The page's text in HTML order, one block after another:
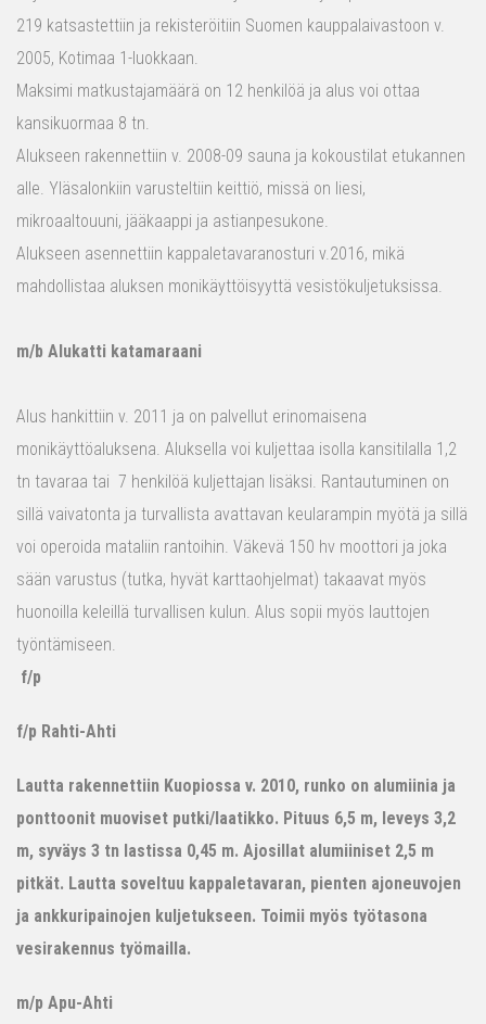
219 katsastettiin ja rekisteröitiin Suomen kauppalaivastoon v.
2005, Kotimaa 1-luokkaan.
Maksimi matkustajamäärä on 12 henkilöä ja alus voi ottaa
kansikuormaa 8 tn.
Alukseen rakennettiin v. 2008-09 sauna ja kokoustilat etukannen
alle. Yläsalonkiin varusteltiin keittiö, missä on liesi,
mikroaaltouuni, jääkaappi ja astianpesukone.
Alukseen asennettiin kappaletavaranosturi v.2016, mikä
mahdollistaa aluksen monikäyttöisyyttä vesistökuljetuksissa.
m/b Alukatti katamaraani
Alus hankittiin v. 2011 ja on palvellut erinomaisena
monikäyttöaluksena. Aluksella voi kuljettaa isolla kansitilalla 1,2
tn tavaraa tai 7 henkilöä kuljettajan lisäksi. Rantautuminen on
sillä vaivatonta ja turvallista avattavan keularampin myötä ja sillä
voi operoida mataliin rantoihin. Väkevä 150 hv moottori ja joka
sään varustus (tutka, hyvät karttaohjelmat) takaavat myös
huonoilla keleillä turvallisen kulun. Alus sopii myös lauttojen
työntämiseen.
f/p
f/p Rahti-Ahti
Lautta rakennettiin Kuopiossa v. 2010, runko on alumiinia ja
ponttoonit muoviset putki/laatikko. Pituus 6,5 m, leveys 3,2
m, syväys 3 tn lastissa 0,45 m. Ajosillat alumiiniset 2,5 m
pitkät. Lautta soveltuu kappaletavaran, pienten ajoneuvojen
ja ankkuripainojen kuljetukseen. Toimii myös työtasona
vesirakennus työmailla.
m/p Apu-Ahti